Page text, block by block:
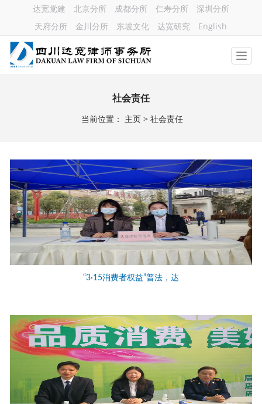
达宽党建 北京分所 成都分所 仁寿分所
深圳分所
天府分所
金川分所 东坡文化 达宽研究 English
社会责任
当前位置： 主页> 社会责任
“3·15消费者权益”普法，达